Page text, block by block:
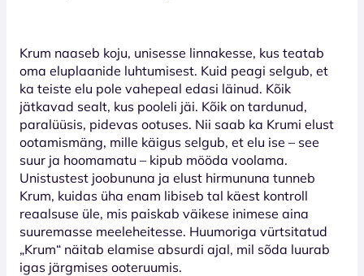
Krum naaseb koju, unisesse linnakesse, kus teatab
oma eluplaanide luhtumisest. Kuid peagi selgub, et
ka teiste elu pole vahepeal edasi läinud. Kõik
jätkavad sealt, kus pooleli jäi. Kõik on tardunud,
paralüüsis, pidevas ootuses. Nii saab ka Krumi elust
ootamismäng, mille käigus selgub, et elu ise – see
suur ja hoomamatu – kipub mööda voolama.
Unistustest joobununa ja elust hirmununa tunneb
Krum, kuidas üha enam libiseb tal käest kontroll
reaalsuse üle, mis paiskab väikese inimese aina
suuremasse meeleheitesse. Huumoriga vürtsitatud
„Krum“ näitab elamise absurdi ajal, mil sõda luurab
igas järgmises ooteruumis.